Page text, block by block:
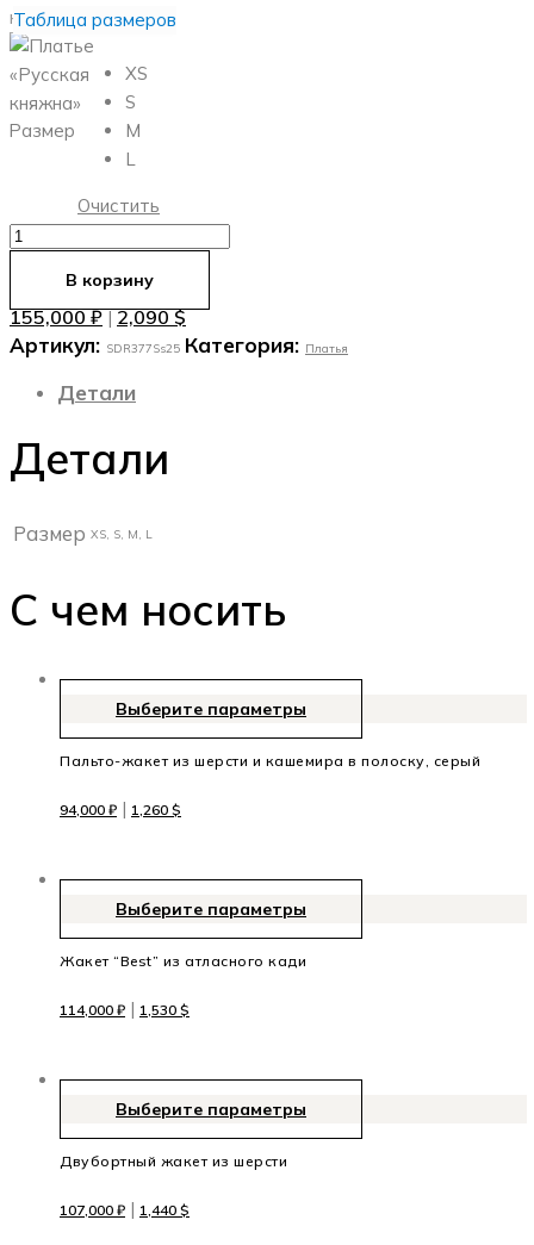
Таблица размеров
Размер
XS
S
M
L
Очистить
Количество
Платье
«Русская
княжна»
В корзину
155,000₽|2,090$
Артикул: SDR377Ss25 Категория: Платья
Детали
Детали
Размер XS, S, M, L
С чем носить
Выберите параметры
Пальто-жакет из шерсти и кашемира в полоску, серый
94,000 ₽ | 1,260 $
Выберите параметры
Жакет “Best” из атласного кади
114,000 ₽ | 1,530 $
Выберите параметры
Двубортный жакет из шерсти
107,000 ₽ | 1,440 $